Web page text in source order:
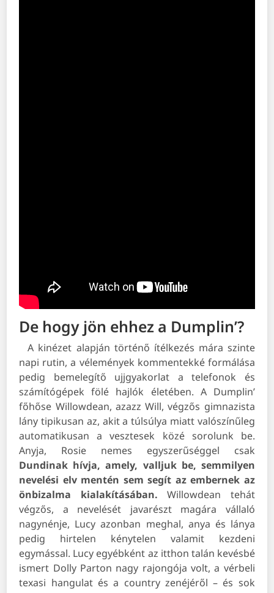
De hogy jön ehhez a Dumplin’?
A kinézet alapján történő ítélkezés mára szinte
napi rutin, a vélemények kommentekké formálása
pedig bemelegítő ujjgyakorlat a telefonok és
számítógépek fölé hajlók életében. A Dumplin’
főhőse Willowdean, azazz Will, végzős gimnazista
lány tipikusan az, akit a túlsúlya miatt valószínűleg
automatikusan a vesztesek közé sorolunk be.
Anyja, Rosie nemes egyszerűséggel csak
Dundinak hívja, amely, valljuk be, semmilyen
nevelési elv mentén sem segít az embernek az
önbizalma kialakításában.Willowdean tehát
végzős, a nevelését javarészt magára vállaló
nagynénje, Lucy azonban meghal, anya és lánya
pedig hirtelen kénytelen valamit kezdeni
egymással. Lucy egyébként az itthon talán kevésbé
ismert Dolly Parton nagy rajongója volt, a vérbeli
texasi hangulat és a country zenéjéről – és sok